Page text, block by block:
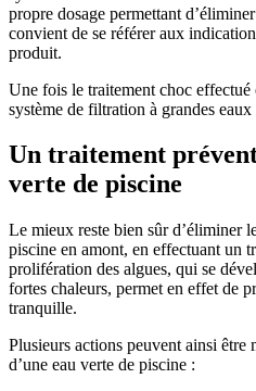
propre dosage permettant
convient de se référer aux
produit.
Une fois le traitement choc
système de filtration à grandes eaux
Un traitement
verte de piscine
Le mieux reste bien sûr d’éliminer
piscine en amont, en effectuant un
prolifération des algues, qui se
fortes chaleurs, permet en effet de
tranquille.
Plusieurs actions peuvent ainsi être
d’une eau verte de piscine :